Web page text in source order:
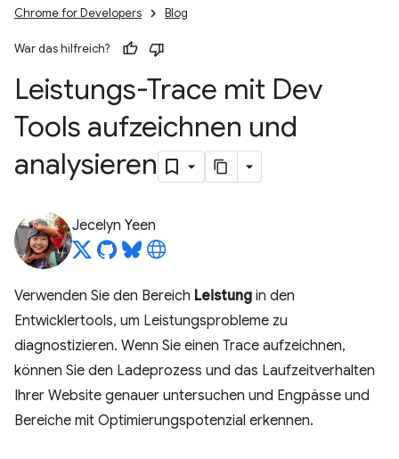
Chrome for Developers Blog
War das hilfreich?
Leistungs-Trace mit Dev
Tools aufzeichnen und
analysieren
Jecelyn Yeen
Verwenden Sie den Bereich Leistung in den
Entwicklertools, um Leistungsprobleme zu
diagnostizieren. Wenn Sie einen Trace aufzeichnen,
können Sie den Ladeprozess und das Laufzeitverhalten
Ihrer Website genauer untersuchen und Engpässe und
Bereiche mit Optimierungspotenzial erkennen.